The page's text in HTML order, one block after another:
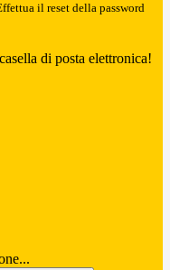
il reset della password
di posta elettronica!